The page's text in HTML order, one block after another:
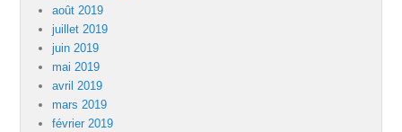
août 2019
juillet 2019
juin 2019
mai 2019
avril 2019
mars 2019
février 2019